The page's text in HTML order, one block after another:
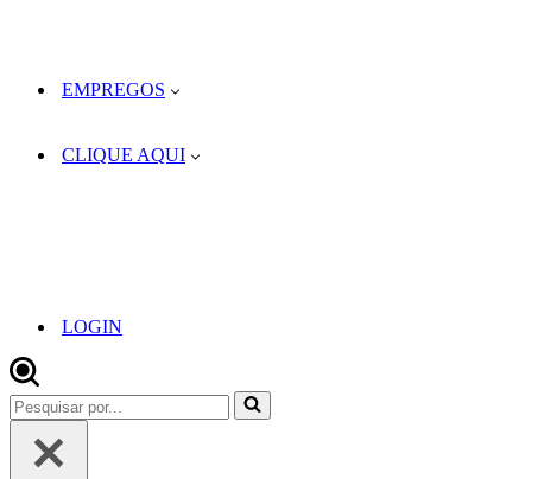
EMPREGOS
CLIQUE AQUI
LOGIN
Pesquisar
por...